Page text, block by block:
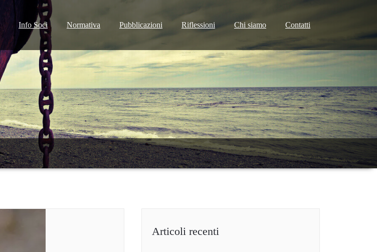
Info Soci Normativa Pubblicazioni Riflessioni Chi siamo Contatti
Articoli recenti